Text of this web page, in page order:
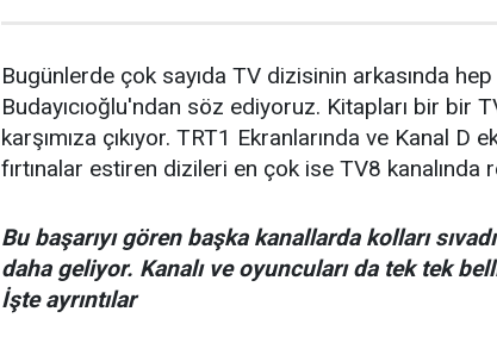
Bugünlerde çok sayıda TV dizisinin arkasında
Budayıcıoğlu'ndan söz ediyoruz. Kitapları bir bir
karşımıza çıkıyor. TRT1 Ekranlarında ve Kanal D
fırtınalar estiren dizileri en çok ise TV8 kanalında
Bu başarıyı gören başka kanallarda kolları
daha geliyor. Kanalı ve oyuncuları da tek tek
İşte ayrıntılar